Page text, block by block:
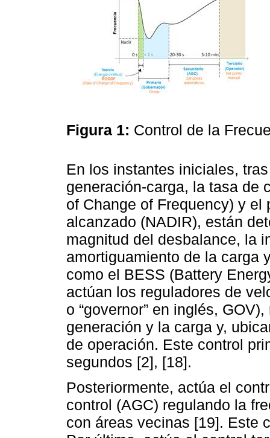
Figura 1: Control de la
En los instantes iniciales,
generación-carga, la tasa de
of Change of Frequency) y
alcanzado (NADIR), están
magnitud del desbalance, la
amortiguamiento de la carga
como el BESS (Battery
actúan los reguladores de
o “governor” en inglés,
generación y la carga y,
de operación. Este control
segundos [2], [18].
Posteriormente, actúa el
control (AGC) regulando la
con áreas vecinas [19]. Este